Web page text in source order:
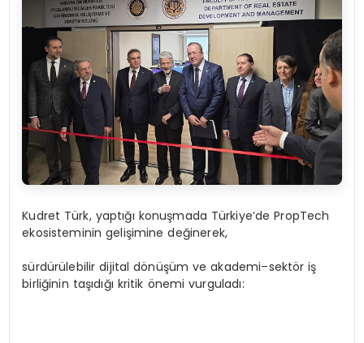
Kudret Türk, yaptığı konuşmada Türkiye’de PropTech
ekosisteminin gelişimine değinerek,
sürdürülebilir dijital dönüşüm ve akademi–sektör iş
birliğinin taşıdığı kritik önemi vurguladı: